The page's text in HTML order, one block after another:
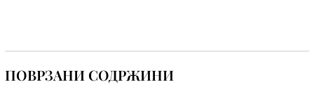
ПОВРЗАНИ СОДРЖИНИ